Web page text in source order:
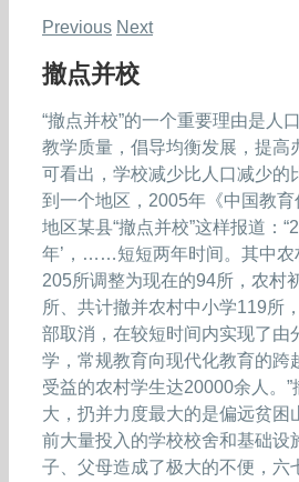
Previous Next
撤点并校
“撤点并校”的一个重要理由是人
教学质量，倡导均衡发展，提
可看出，学校减少比人口减少的
到一个地区，2005年《中国教
地区某县“撤点并校”这样报道：
年’，……短短两年时间。其中农
205所调整为现在的94所，农村
所、共计撤并农村中小学119所
部取消，在较短时间内实现了由
学，常规教育向现代化教育的
受益的农村学生达20000余人。
大，扔并力度最大的是偏远贫困
前大量投入的学校校舍和基础设
子、父母造成了极大的不便，六